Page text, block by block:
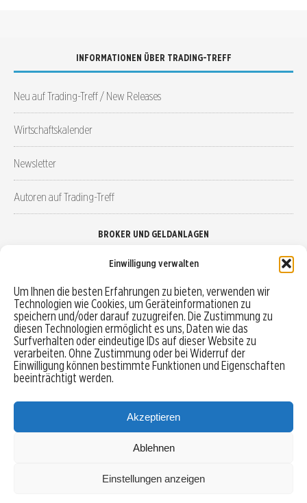
Einwilligung verwalten
Um Ihnen die besten Erfahrungen zu bieten, verwenden wir
Technologien wie Cookies, um Geräteinformationen zu
speichern und/oder darauf zuzugreifen. Die Zustimmung zu
diesen Technologien ermöglicht es uns, Daten wie das
Surfverhalten oder eindeutige IDs auf dieser Website zu
verarbeiten. Ohne Zustimmung oder bei Widerruf der
Einwilligung können bestimmte Funktionen und Eigenschaften
beeinträchtigt werden.
Akzeptieren
Ablehnen
Einstellungen anzeigen
INFORMATIONEN ÜBER TRADING-TREFF
Neu auf Trading-Treff / New Releases
Wirtschaftskalender
Newsletter
Autoren auf Trading-Treff
BROKER UND GELDANLAGEN
Robo-Advisor vergleichen
Depotvergleich
Festgeld vergleichen
Tagesgeld vergleichen